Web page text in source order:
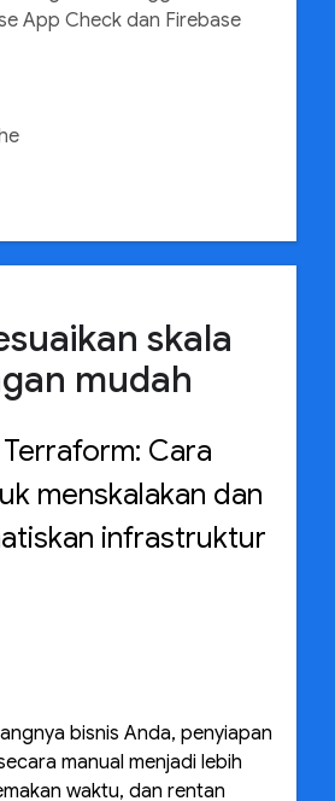
App Check dan Firebase
skala
mudah
Cara
menskalakan dan
infrastruktur
bisnis Anda, penyiapan
manual menjadi lebih
waktu, dan rentan